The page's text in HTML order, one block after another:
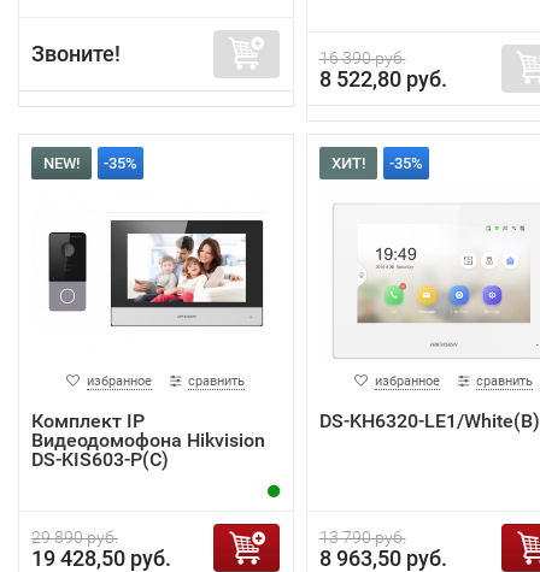
Звоните! 16 390 руб.
8 522,80 руб.
NEW! -35%
избранное сравнить
Комплект IP
Видеодомофона Hikvision
DS-KIS603-P(C)
29 890 руб.
19 428,50 руб.
ХИТ! -35%
избранное сравнить
DS-KH6320-LE1/White(B)
13 790 руб.
8 963,50 руб.